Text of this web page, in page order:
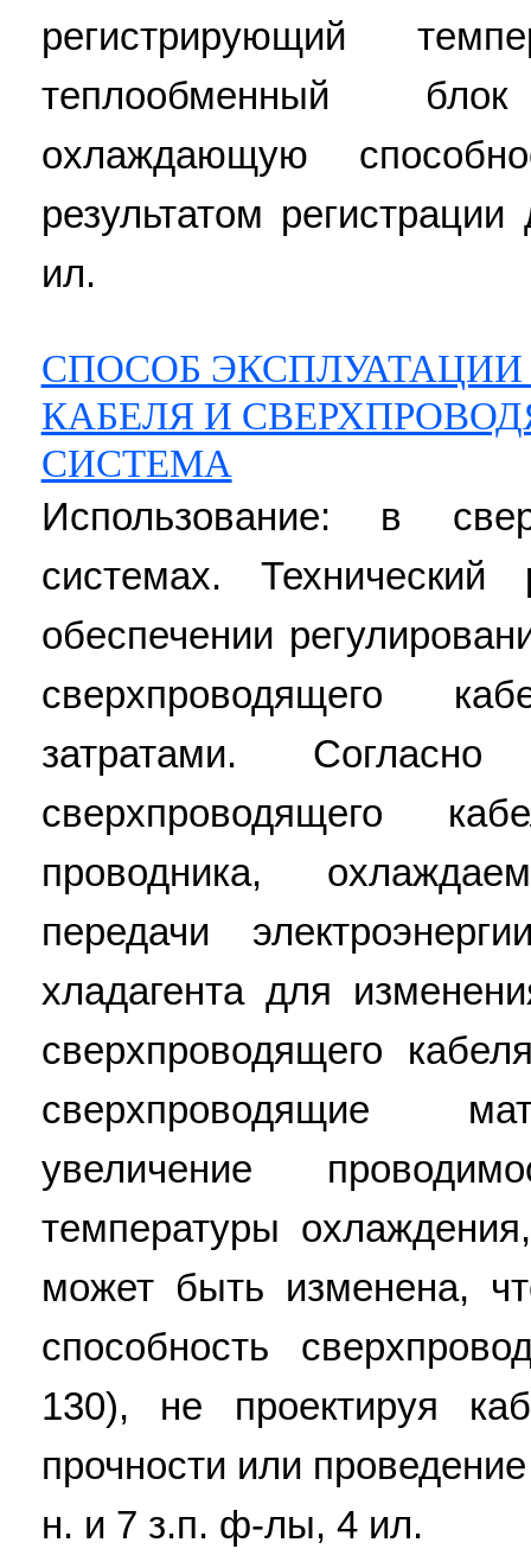
регистрирующий
теплообменный
охлаждающую
результатом
ил.
СПОСОБ
КАБЕЛЯ И
СИСТЕМА
Использование: в
системах. Технический
обеспечении
сверхпроводящего
затратами. Согласно
сверхпроводящего
проводника,
передачи
хладагента для
сверхпроводящего
сверхпроводящие
увеличение
температуры
может быть изменена,
способность
130), не проектируя
прочности или
н. и 7 з.п. ф-лы, 4 ил.